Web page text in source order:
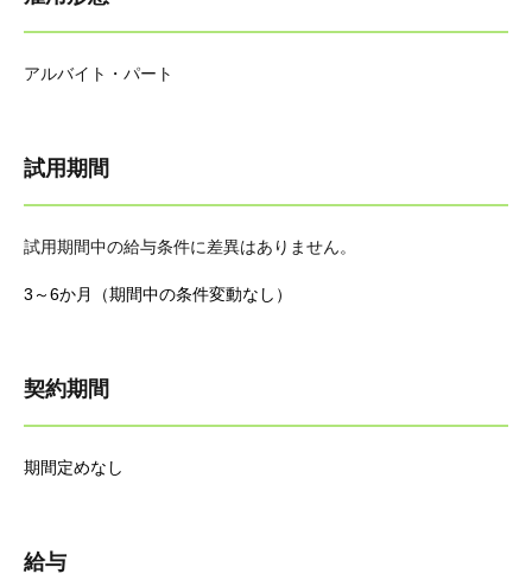
アルバイト・パート
試用期間
試用期間中の給与条件に差異はありません。
3～6か月（期間中の条件変動なし）
契約期間
期間定めなし
給与